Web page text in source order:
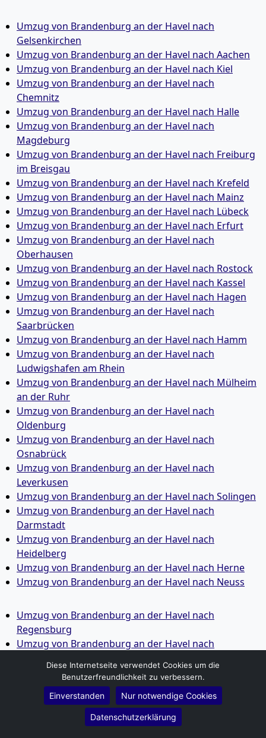
Umzug von Brandenburg an der Havel nach
Gelsenkirchen
Umzug von Brandenburg an der Havel nach Aachen
Umzug von Brandenburg an der Havel nach Kiel
Umzug von Brandenburg an der Havel nach
Chemnitz
Umzug von Brandenburg an der Havel nach Halle
Umzug von Brandenburg an der Havel nach
Magdeburg
Umzug von Brandenburg an der Havel nach Freiburg
im Breisgau
Umzug von Brandenburg an der Havel nach Krefeld
Umzug von Brandenburg an der Havel nach Mainz
Umzug von Brandenburg an der Havel nach Lübeck
Umzug von Brandenburg an der Havel nach Erfurt
Umzug von Brandenburg an der Havel nach
Oberhausen
Umzug von Brandenburg an der Havel nach Rostock
Umzug von Brandenburg an der Havel nach Kassel
Umzug von Brandenburg an der Havel nach Hagen
Umzug von Brandenburg an der Havel nach
Saarbrücken
Umzug von Brandenburg an der Havel nach Hamm
Umzug von Brandenburg an der Havel nach
Ludwigshafen am Rhein
Umzug von Brandenburg an der Havel nach Mülheim
an der Ruhr
Umzug von Brandenburg an der Havel nach
Oldenburg
Umzug von Brandenburg an der Havel nach
Osnabrück
Umzug von Brandenburg an der Havel nach
Leverkusen
Umzug von Brandenburg an der Havel nach Solingen
Umzug von Brandenburg an der Havel nach
Darmstadt
Umzug von Brandenburg an der Havel nach
Heidelberg
Umzug von Brandenburg an der Havel nach Herne
Umzug von Brandenburg an der Havel nach Neuss
Umzug von Brandenburg an der Havel nach
Regensburg
Umzug von Brandenburg an der Havel nach
Umzug von Brandenburg an der Havel nach
Ingolstadt
Umzug von Brandenburg an der Havel nach
Offenbach am Main
Umzug von Brandenburg an der Havel nach Fürth
Diese Internetseite verwendet Cookies um die
Benutzerfreundlichkeit zu verbessern.
Einverstanden Nur notwendige Cookies
Datenschutzerklärung